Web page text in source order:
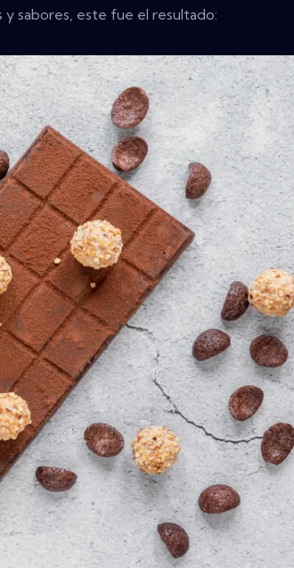
y sabores, este fue el resultado: